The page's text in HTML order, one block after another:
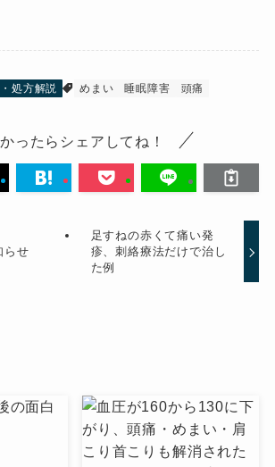
処方解説 めまい 睡眠障害 頭痛
ったらシェアしてね！
らせ
足すねの赤くて痛い発
疹、刺絡療法だけで治し
た例